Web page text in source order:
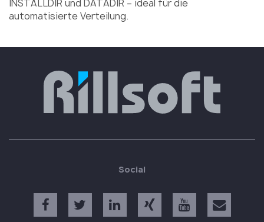
INSTALLDIR und DATADIR – ideal für die
automatisierte Verteilung.
Social